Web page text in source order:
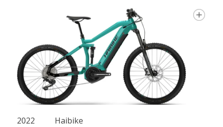
2022 Haibike